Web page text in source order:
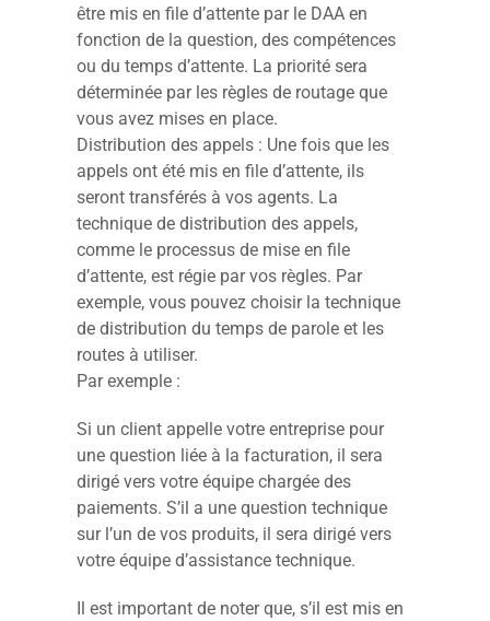
être mis en file d’attente par le DAA en
fonction de la question, des compétences
ou du temps d’attente. La priorité sera
déterminée par les règles de routage que
vous avez mises en place.
Distribution des appels : Une fois que les
appels ont été mis en file d’attente, ils
seront transférés à vos agents. La
technique de distribution des appels,
comme le processus de mise en file
d’attente, est régie par vos règles. Par
exemple, vous pouvez choisir la technique
de distribution du temps de parole et les
routes à utiliser.
Par exemple :
Si un client appelle votre entreprise pour
une question liée à la facturation, il sera
dirigé vers votre équipe chargée des
paiements. S’il a une question technique
sur l’un de vos produits, il sera dirigé vers
votre équipe d’assistance technique.
Il est important de noter que, s’il est mis en